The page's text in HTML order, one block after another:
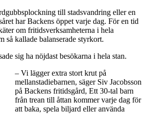
till stadsvandring eller en
har Backens öppet varje dag. För en tid
om fritidsverksamheterna i hela
så kallade balanserade styrkort.
sig ha nöjdast besökarna i hela stan.
– Vi lägger extra stort krut på
mellanstadiebarnen, säger Siv Jacobsson
på Backens fritidsgård, Ett 30-tal barn
från trean till åttan kommer varje dag för
att baka, spela biljard eller använda